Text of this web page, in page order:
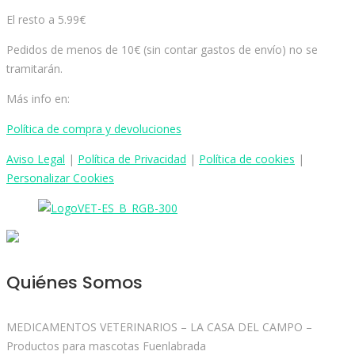
El resto a 5.99€
Pedidos de menos de 10€ (sin contar gastos de envío) no se
tramitarán.
Más info en:
Política de compra y devoluciones
Aviso Legal | Política de Privacidad | Política de cookies |
Personalizar Cookies
Quiénes Somos
MEDICAMENTOS VETERINARIOS – LA CASA DEL CAMPO –
Productos para mascotas Fuenlabrada